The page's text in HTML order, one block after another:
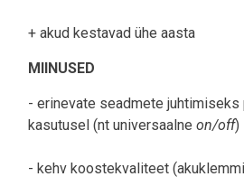
+ akud kestavad ühe aasta
MIINUSED
- erinevate seadmete juhtimiseks
kasutusel (nt universaalne on/off)
- kehv koostekvaliteet